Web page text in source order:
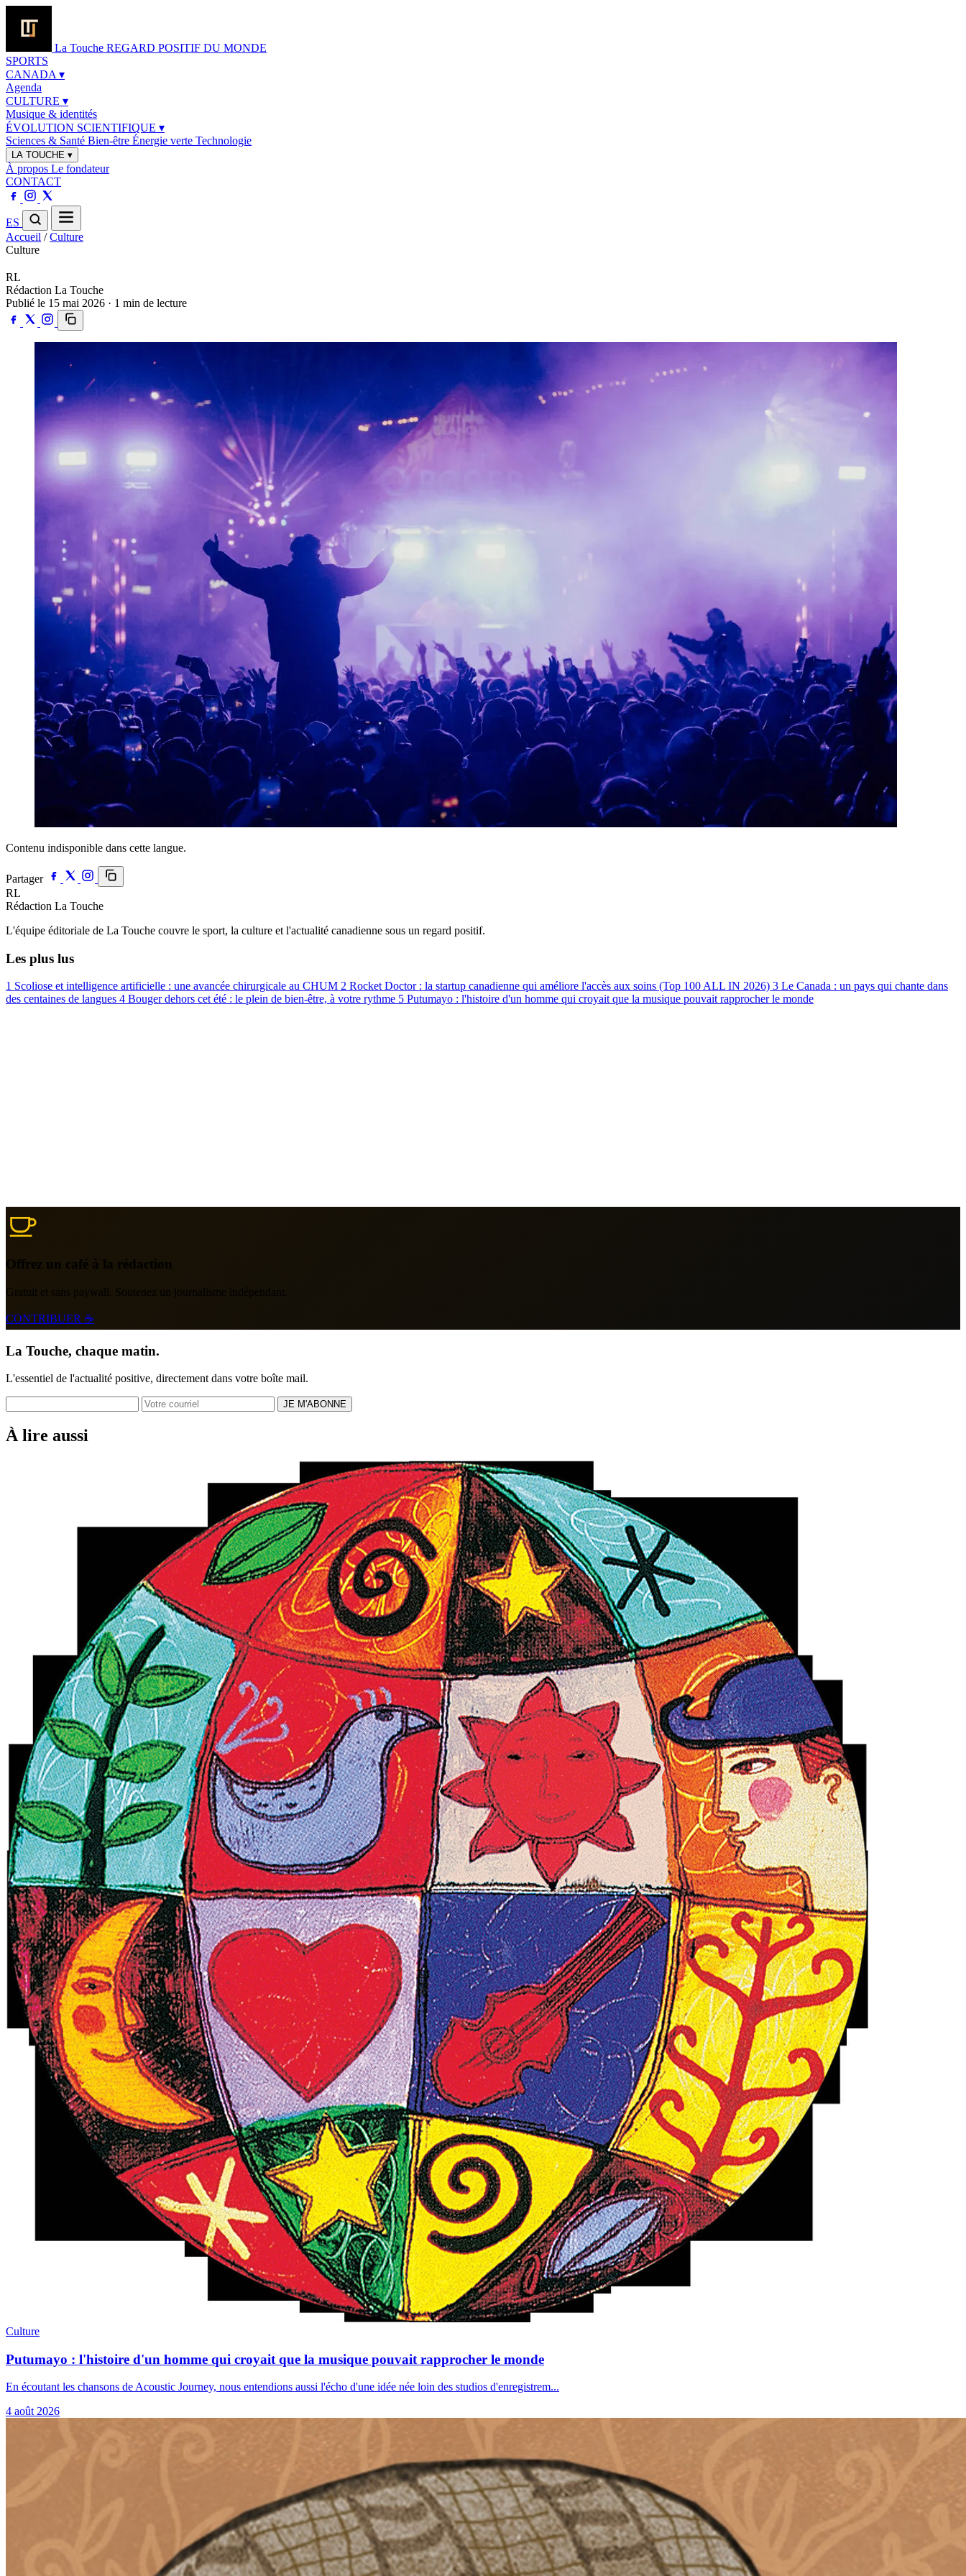
La Touche REGARD POSITIF DU MONDE
SPORTS
CANADA ▾
Agenda
CULTURE ▾
Musique & identités
ÉVOLUTION SCIENTIFIQUE ▾
Sciences & Santé Bien-être Énergie verte Technologie
LA TOUCHE ▾
À propos Le fondateur
CONTACT
ES
Accueil / Culture
Culture
RL
Rédaction La Touche
Publié le 15 mai 2026 · 1 min de lecture
Contenu indisponible dans cette langue.
Partager
RL
Rédaction La Touche
L'équipe éditoriale de La Touche couvre le sport, la culture et l'actualité canadienne sous un regard positif.
Les plus lus
1 Scoliose et intelligence artificielle : une avancée chirurgicale au CHUM 2 Rocket Doctor : la startup canadienne qui améliore l'accès aux soins (Top 100 ALL IN 2026) 3 Le Canada : un pays qui chante dans
des centaines de langues 4 Bouger dehors cet été : le plein de bien-être, à votre rythme 5 Putumayo : l'histoire d'un homme qui croyait que la musique pouvait rapprocher le monde
Offrez un café à la rédaction
Gratuit et sans paywall. Soutenez un journalisme indépendant.
CONTRIBUER ☕
La Touche, chaque matin.
L'essentiel de l'actualité positive, directement dans votre boîte mail.
JE M'ABONNE
À lire aussi
Culture
Putumayo : l'histoire d'un homme qui croyait que la musique pouvait rapprocher le monde
En écoutant les chansons de Acoustic Journey, nous entendions aussi l'écho d'une idée née loin des studios d'enregistrem...
4 août 2026